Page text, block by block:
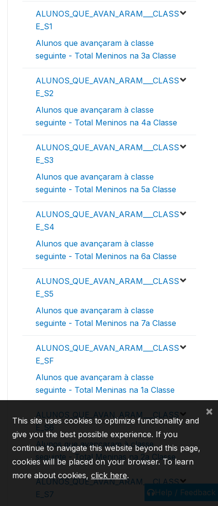
ALUNOS_QUE_AVAN_ARAM___CLASS
E_S1
Alunos que avançaram à classe
seguinte - Total Meninos na 3a Classe
ALUNOS_QUE_AVAN_ARAM___CLASS
E_S2
Alunos que avançaram à classe
seguinte - Total Meninos na 4a Classe
ALUNOS_QUE_AVAN_ARAM___CLASS
E_S3
Alunos que avançaram à classe
seguinte - Total Meninos na 5a Classe
ALUNOS_QUE_AVAN_ARAM___CLASS
E_S4
Alunos que avançaram à classe
seguinte - Total Meninos na 6a Classe
ALUNOS_QUE_AVAN_ARAM___CLASS
E_S5
Alunos que avançaram à classe
seguinte - Total Meninos na 7a Classe
ALUNOS_QUE_AVAN_ARAM___CLASS
E_SF
Alunos que avançaram à classe
seguinte - Total Meninas na 1a Classe
ALUNOS_QUE_AVAN_ARAM___CLASS
E_S6
Alunos que avançaram à classe
seguinte - Total Meninas na 2a Classe
ALUNOS_QUE_AVAN_ARAM___CLASS
E_S7
Help / Feedback
This site uses cookies to optimize functionality and
give you the best possible experience. If you
continue to navigate this website beyond this page,
cookies will be placed on your browser. To learn
more about cookies, click here.
×